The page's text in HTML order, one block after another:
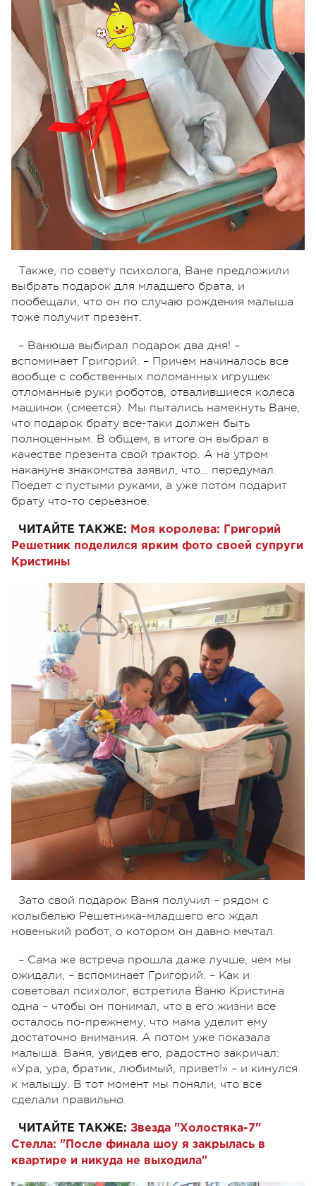
Также, по совету психолога, Ване предложили
выбрать подарок для младшего брата, и
пообещали, что он по случаю рождения малыша
тоже получит презент.
– Ванюша выбирал подарок два дня! –
вспоминает Григорий. – Причем начиналось все
вообще с собственных поломанных игрушек:
отломанные руки роботов, отвалившиеся колеса
машинок (смеется). Мы пытались намекнуть Ване,
что подарок брату все-таки должен быть
полноценным. В общем, в итоге он выбрал в
качестве презента свой трактор. А на утром
накануне знакомства заявил, что… передумал.
Поедет с пустыми руками, а уже потом подарит
брату что-то серьезное.
ЧИТАЙТЕ ТАКЖЕ: Моя королева: Григорий
Решетник поделился ярким фото своей супруги
Кристины
Зато свой подарок Ваня получил – рядом с
колыбелью Решетника-младшего его ждал
новенький робот, о котором он давно мечтал.
– Сама же встреча прошла даже лучше, чем мы
ожидали, – вспоминает Григорий. – Как и
советовал психолог, встретила Ваню Кристина
одна – чтобы он понимал, что в его жизни все
осталось по-прежнему, что мама уделит ему
достаточно внимания. А потом уже показала
малыша. Ваня, увидев его, радостно закричал:
«Ура, ура, братик, любимый, привет!» – и кинулся
к малышу. В тот момент мы поняли, что все
сделали правильно.
ЧИТАЙТЕ ТАКЖЕ: Звезда "Холостяка-7"
Стелла: "После финала шоу я закрылась в
квартире и никуда не выходила"